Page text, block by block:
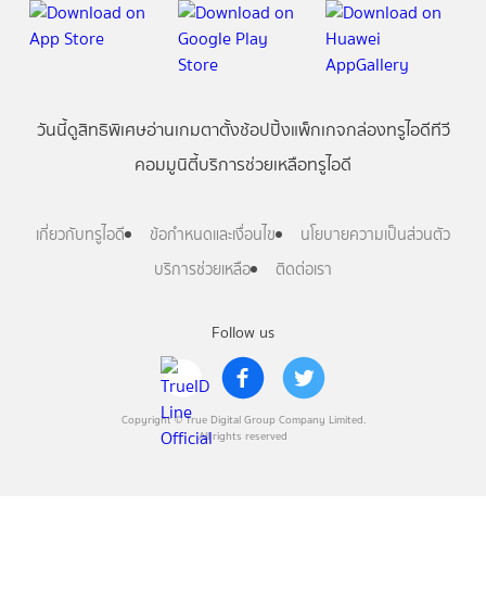
Follow us
Copyright © True Digital Group Company Limited.
All rights reserved
วันนี้ดูสิทธิพิเศษอ่านเกมตาตั้งช้อปปิ้งแพ็กเกจกล่องทรูไอดีทีวี
คอมมูนิตี้บริการช่วยเหลือทรูไอดี
เกี่ยวกับทรูไอดี ข้อกำหนดและเงื่อนไข
นโยบายความเป็นส่วนตัว
บริการช่วยเหลือ
ติดต่อเรา